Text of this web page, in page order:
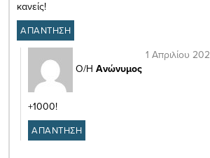
κανείς!
ΑΠΑΝΤΗΣΗ
Ο/Η Ανώνυμος
1 Απριλίου
+1000!
ΑΠΑΝΤΗΣΗ